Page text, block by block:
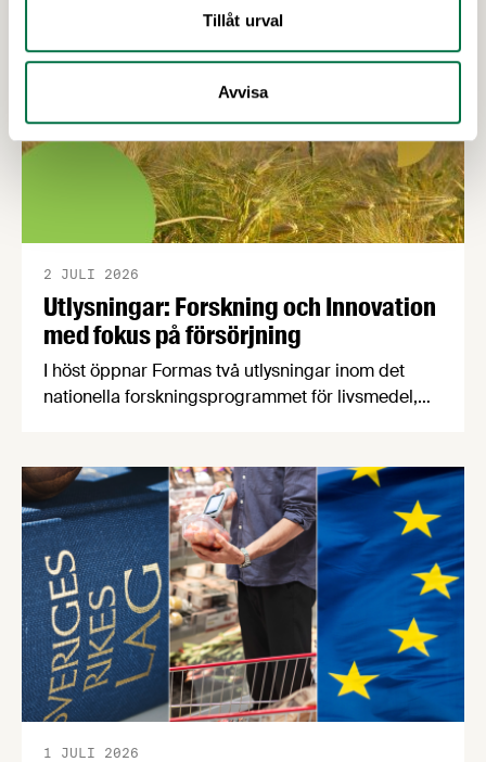
Tillåt urval
Avvisa
Utlysningar: Forskning och Innovation
med fokus på försörjning
2 JULI 2026
I höst öppnar Formas två utlysningar inom det
nationella forskningsprogrammet för livsmedel,
en motståndskraftig livsmedelsförsörjning", och
båda syftar till att bana väg för innovationer som
stärker Sveriges livsmedelsförsörjning.
1 JULI 2026